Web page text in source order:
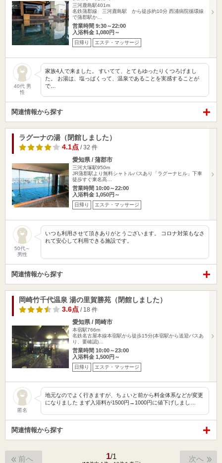
三河鹿島駅401m
名鉄蒲郡線 三河鹿島駅 から徒歩約10分 西浦病院循環線
で蒲郡駅か…
営業時間 9:30～22:00
入浴料金 1,080円～
日帰り エステ・マッサージ
40代 男
性
家族4人で来ました。 すいてて、とてもゆったりくつろげまし
た。 お湯は、塩っぱくって、温泉であることを実感することが
で…
関連情報から探す
ラグーナの湯（閉館しました）
4.1点 / 32 件
愛知県 / 蒲郡市
三河大塚駅950m
JR蒲郡駅より無料シャトルバスあり「ラグーナヒル」下車
徒歩すぐ東名高…
営業時間 10:00～22:00
入浴料金 1,050円～
日帰り エステ・マッサージ
50代～
男性
いつも利用させて頂きありがとうございます。 コロナ対策もなさ
れて安心して利用できる施設です。
関連情報から探す
岡崎竹千代温泉 湯の里賀勝苑（閉館しました）
3.6点 / 18 件
愛知県 / 岡崎市
本宿駅766m
名鉄名古屋本線本宿駅から徒歩15分(本宿駅から送迎バスあ
り、要確認)…
営業時間 10:00～23:00
入浴料金 1,500円～
日帰り エステ・マッサージ
匿名
地元なのでよく行きますが、ちょいと前から料金体系などが変更
になりました まず入浴料が1500円→1000円に値下げしまし…
関連情報から探す
前へ 1/1 次へ